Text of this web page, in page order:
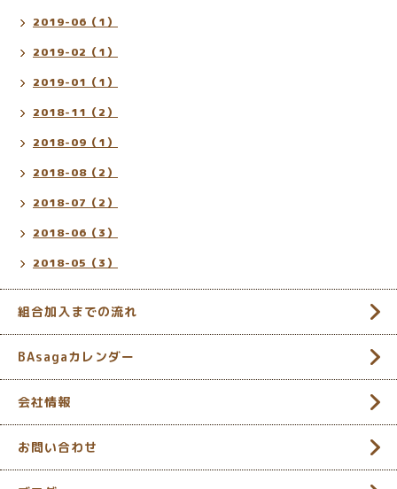
2019-06（1）
2019-02（1）
2019-01（1）
2018-11（2）
2018-09（1）
2018-08（2）
2018-07（2）
2018-06（3）
2018-05（3）
組合加入までの流れ
BAsagaカレンダー
会社情報
お問い合わせ